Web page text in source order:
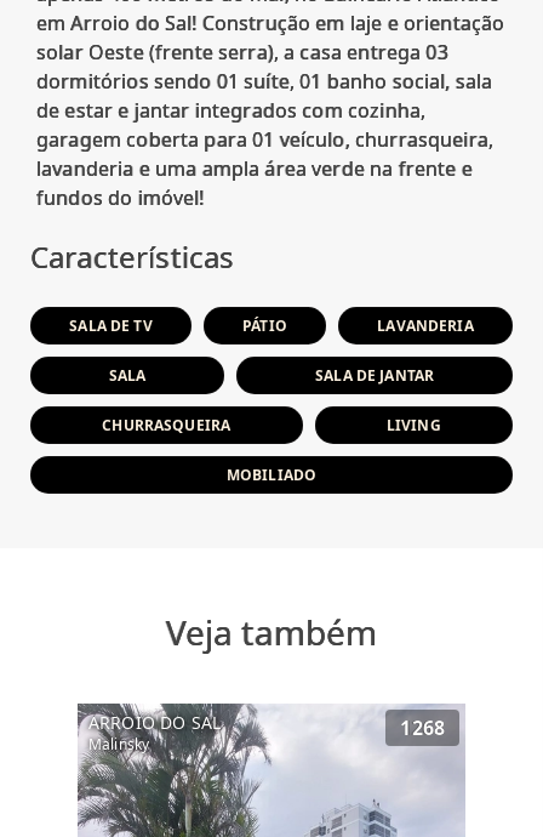
em Arroio do Sal! Construção em laje e orientação
solar Oeste (frente serra), a casa entrega 03
dormitórios sendo 01 suíte, 01 banho social, sala
de estar e jantar integrados com cozinha,
garagem coberta para 01 veículo, churrasqueira,
lavanderia e uma ampla área verde na frente e
Características
SALA DE TV PÁTIO LAVANDERIA
SALA SALA DE JANTAR
CHURRASQUEIRA LIVING
MOBILIADO
Veja também
ARROIO DO SAL
Malinsky
1268